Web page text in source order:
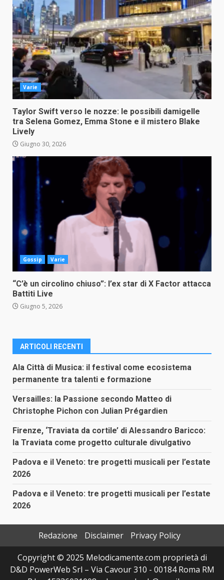
Varie
Taylor Swift verso le nozze: le possibili damigelle
tra Selena Gomez, Emma Stone e il mistero Blake
Lively
Giugno 30, 2026
Gossip Varie
“C’è un circolino chiuso”: l’ex star di X Factor attacca
Battiti Live
Giugno 5, 2026
ARTICOLI RECENTI
Ala Città di Musica: il festival come ecosistema
permanente tra talenti e formazione
Versailles: la Passione secondo Matteo di
Christophe Pichon con Julian Prégardien
Firenze, ‘Traviata da cortile’ di Alessandro Baricco:
la Traviata come progetto culturale divulgativo
Padova e il Veneto: tre progetti musicali per l’estate
2026
Padova e il Veneto: tre progetti musicali per l’estate
2026
Redazione Disclaimer
Privacy Policy
Copyright © 2025 Melodicamente.com proprietà di
D&D PowerWeb Srl – Via Cavour 310 - 00184 Roma RM